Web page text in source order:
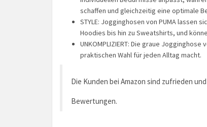
schaffen und gleichzeitig eine optimale
STYLE: Jogginghosen von PUMA lassen
Hoodies bis hin zu Sweatshirts, und
UNKOMPLIZIERT: Die graue
praktischen Wahl für jeden Alltag macht.
Die Kunden bei Amazon sind zufrieden
Bewertungen.